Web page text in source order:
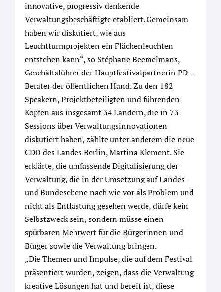
innovative, progressiv denkende
Verwaltungsbeschäftigte etabliert. Gemeinsam
haben wir diskutiert, wie aus
Leuchtturmprojekten ein Flächenleuchten
entstehen kann“, so Stéphane Beemelmans,
Geschäftsführer der Hauptfestivalpartnerin PD –
Berater der öffentlichen Hand. Zu den 182
Speakern, Projektbeteiligten und führenden
Köpfen aus insgesamt 34 Ländern, die in 73
Sessions über Verwaltungsinnovationen
diskutiert haben, zählte unter anderem die neue
CDO des Landes Berlin, Martina Klement. Sie
erklärte, die umfassende Digitalisierung der
Verwaltung, die in der Umsetzung auf Landes-
und Bundesebene nach wie vor als Problem und
nicht als Entlastung gesehen werde, dürfe kein
Selbstzweck sein, sondern müsse einen
spürbaren Mehrwert für die Bürgerinnen und
Bürger sowie die Verwaltung bringen.
„Die Themen und Impulse, die auf dem Festival
präsentiert wurden, zeigen, dass die Verwaltung
kreative Lösungen hat und bereit ist, diese